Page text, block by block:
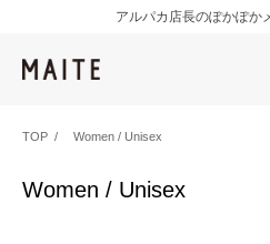
アルパカ店長のぽかぽか
TOP Women / Unisex
Women / Unisex